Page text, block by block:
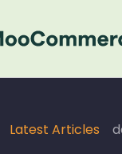
Latest Articles